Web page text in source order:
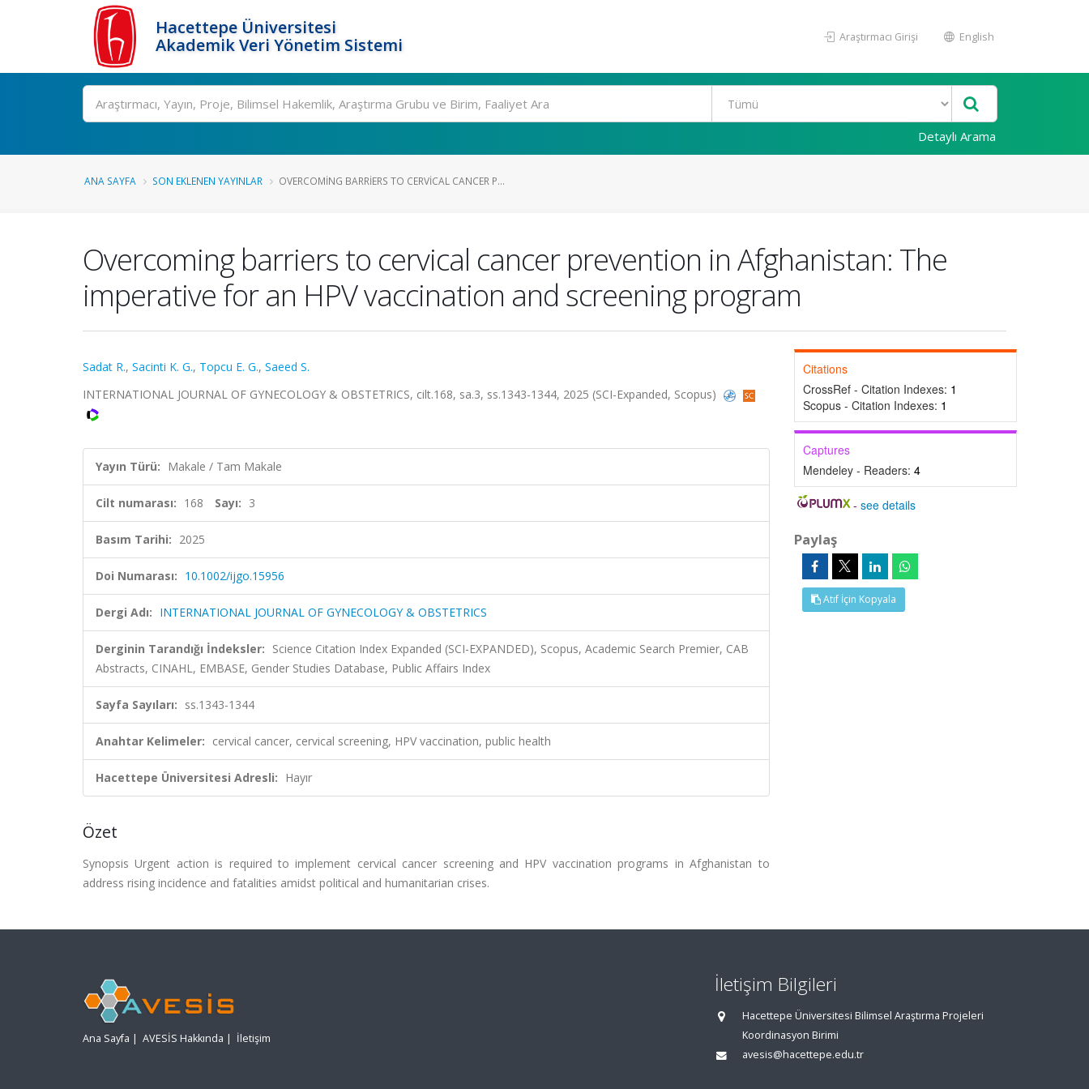
Hacettepe Üniversitesi
Akademik Veri Yönetim Sistemi
Araştırmacı Girişi English
Ara
Detaylı Arama
ANA SAYFA SON EKLENEN YAYINLAR OVERCOMING BARRIERS TO CERVICAL CANCER P...
Overcoming barriers to cervical cancer prevention in Afghanistan: The
imperative for an HPV vaccination and screening program
Sadat R., Sacinti K. G., Topcu E. G., Saeed S.
INTERNATIONAL JOURNAL OF GYNECOLOGY & OBSTETRICS, cilt.168, sa.3, ss.1343-1344, 2025 (SCI-Expanded, Scopus)
Yayın Türü: Makale / Tam Makale
Cilt numarası: 168 Sayı: 3
Basım Tarihi: 2025
Doi Numarası: 10.1002/ijgo.15956
Dergi Adı: INTERNATIONAL JOURNAL OF GYNECOLOGY & OBSTETRICS
Derginin Tarandığı İndeksler: Science Citation Index Expanded (SCI-EXPANDED), Scopus, Academic Search Premier, CAB
Abstracts, CINAHL, EMBASE, Gender Studies Database, Public Affairs Index
Sayfa Sayıları: ss.1343-1344
Anahtar Kelimeler: cervical cancer, cervical screening, HPV vaccination, public health
Hacettepe Üniversitesi Adresli: Hayır
Özet
Synopsis Urgent action is required to implement cervical cancer screening and HPV vaccination programs in Afghanistan to
address rising incidence and fatalities amidst political and humanitarian crises.
Citations
CrossRef - Citation Indexes: 1
Scopus - Citation Indexes: 1
Captures
Mendeley - Readers: 4
-see details
Paylaş
Atıf İçin Kopyala
Ana Sayfa | AVESİS Hakkında | İletişim
İletişim Bilgileri
Hacettepe Üniversitesi Bilimsel Araştırma Projeleri
Koordinasyon Birimi
avesis@hacettepe.edu.tr